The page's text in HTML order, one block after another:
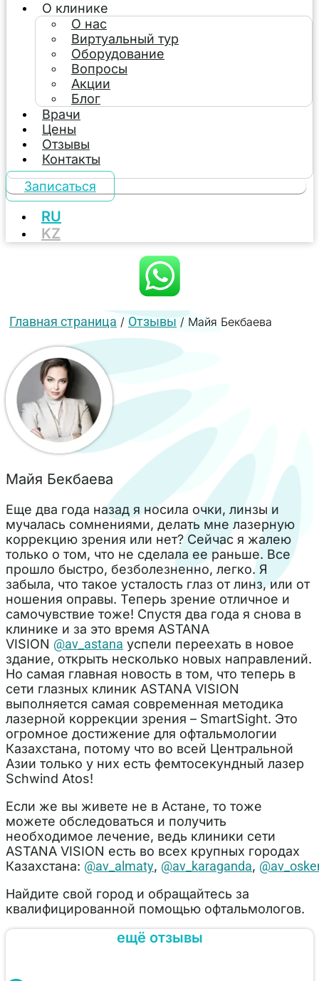
О клинике
О нас
Виртуальный тур
Оборудование
Вопросы
Акции
Блог
Врачи
Цены
Отзывы
Контакты
Записаться
RU
KZ
Главная страница / Отзывы / Майя Бекбаева
Майя Бекбаева
Еще два года назад я носила очки, линзы и
мучалась сомнениями, делать мне лазерную
коррекцию зрения или нет? Сейчас я жалею
только о том, что не сделала ее раньше. Все
прошло быстро, безболезненно, легко. Я
забыла, что такое усталость глаз от линз, или от
ношения оправы. Теперь зрение отличное и
самочувствие тоже! Спустя два года я снова в
клинике и за это время ASTANA
VISION @av_astana успели переехать в новое
здание, открыть несколько новых направлений.
Но самая главная новость в том, что теперь в
сети глазных клиник ASTANA VISION
выполняется самая современная методика
лазерной коррекции зрения – SmartSight. Это
огромное достижение для офтальмологии
Казахстана, потому что во всей Центральной
Азии только у них есть фемтосекундный лазер
Schwind Atos!
Если же вы живете не в Астане, то тоже
можете обследоваться и получить
необходимое лечение, ведь клиники сети
ASTANA VISION есть во всех крупных городах
Казахстана: @av_almaty, @av_karaganda,
Найдите свой город и обращайтесь за
квалифицированной помощью офтальмологов.
ещё отзывы